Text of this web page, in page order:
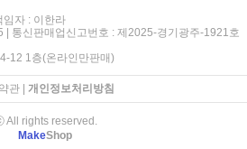
임자 : 이한라
| 통신판매업신고번호 : 제2025-경기광주-1921호
12 1층(온라인만판매)
관| 개인정보처리방침
All rights reserved.
MakeShop